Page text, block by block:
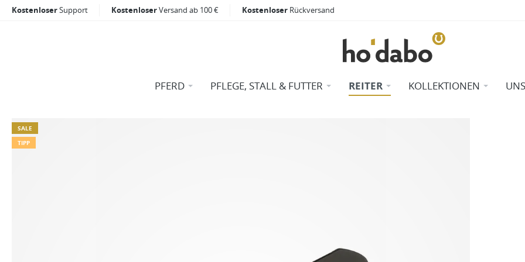
KostenloserSupport KostenloserVersand ab 100 € Kostenloser Rückversand
PFERD PFLEGE, STALL & FUTTER REITER KOLLEKTIONEN
SALE
TIPP